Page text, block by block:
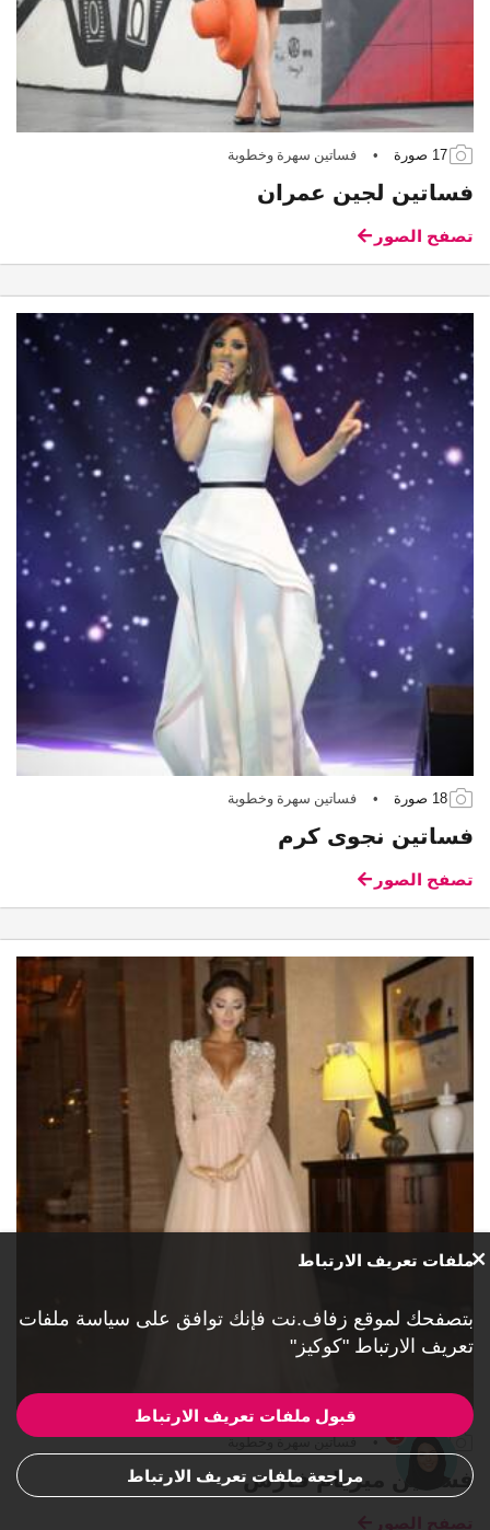
17 صورة • فساتين سهرة وخطوبة
فساتين لجين عمران
تصفح الصور
18 صورة • فساتين سهرة وخطوبة
فساتين نجوى كرم
تصفح الصور
21 صورة • فساتين سهرة وخطوبة
فساتين ميريام فارس
تصفح الصور
ملفات تعريف الارتباط
بتصفحك لموقع زفاف.نت فإنك توافق على سياسة ملفات
تعريف الارتباط "كوكيز"
قبول ملفات تعريف الارتباط
مراجعة ملفات تعريف الارتباط
1